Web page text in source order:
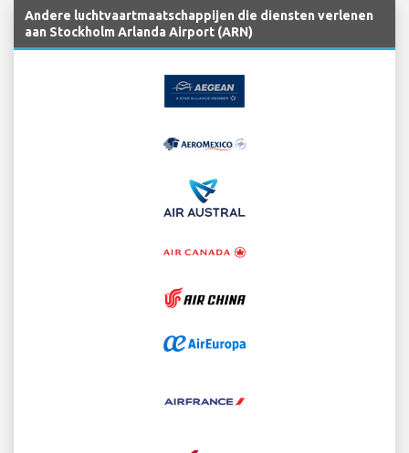
Andere luchtvaartmaatschappijen die diensten verlenen
aan Stockholm Arlanda Airport (ARN)